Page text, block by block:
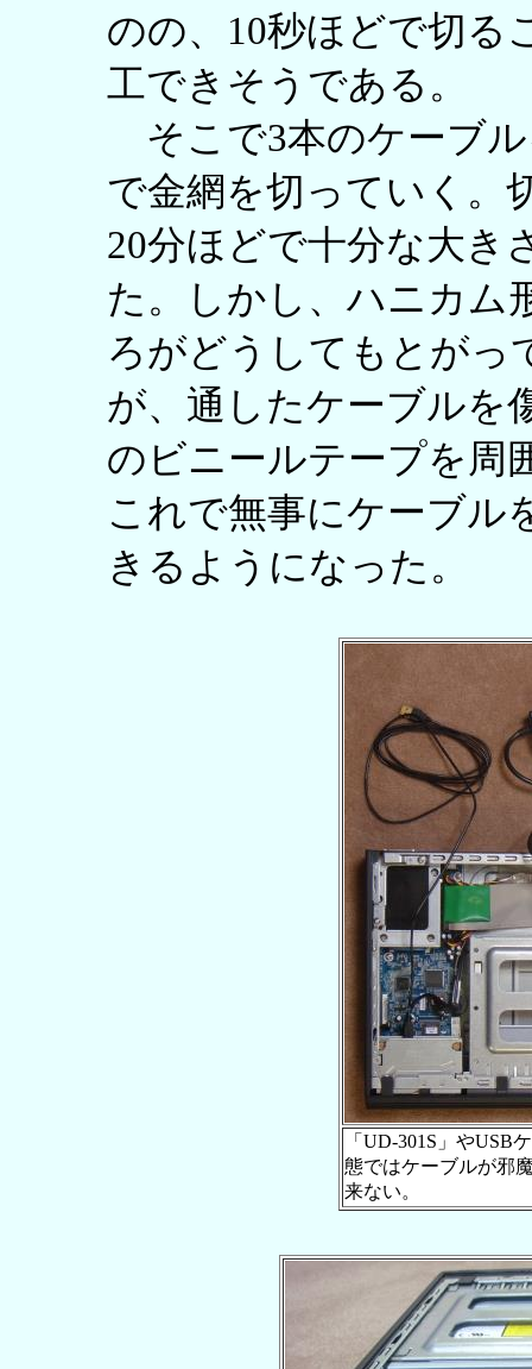
のの、10秒ほどで切る
工できそうである。
そこで3本のケーブ
で金網を切っていく。
20分ほどで十分な大き
た。しかし、ハニカム
ろがどうしてもとがっ
が、通したケーブルを
のビニールテープを周
これで無事にケーブル
きるようになった。
「UD-301S」やUSB
態ではケーブルが邪
来ない。